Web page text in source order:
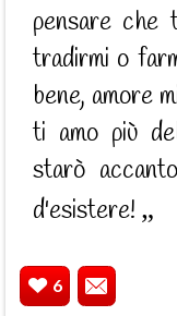
pensare che
tradirmi o
bene, amore
ti amo più
starò
d'esistere!
6